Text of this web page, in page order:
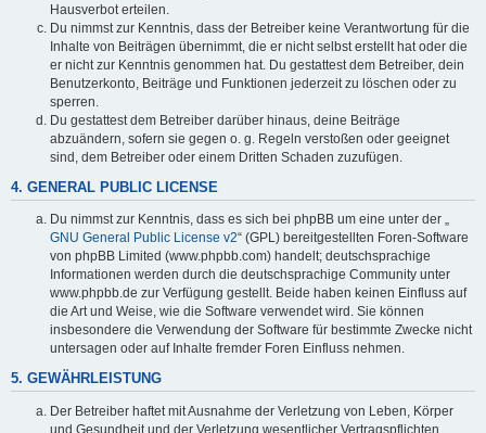
Hausverbot erteilen.
Du nimmst zur Kenntnis, dass der Betreiber keine Verantwortung für die
Inhalte von Beiträgen übernimmt, die er nicht selbst erstellt hat oder die
er nicht zur Kenntnis genommen hat. Du gestattest dem Betreiber, dein
Benutzerkonto, Beiträge und Funktionen jederzeit zu löschen oder zu
sperren.
Du gestattest dem Betreiber darüber hinaus, deine Beiträge
abzuändern, sofern sie gegen o. g. Regeln verstoßen oder geeignet
sind, dem Betreiber oder einem Dritten Schaden zuzufügen.
4. GENERAL PUBLIC LICENSE
Du nimmst zur Kenntnis, dass es sich bei phpBB um eine unter der „
GNU General Public License v2“ (GPL) bereitgestellten Foren-Software
von phpBB Limited (www.phpbb.com) handelt; deutschsprachige
Informationen werden durch die deutschsprachige Community unter
www.phpbb.de zur Verfügung gestellt. Beide haben keinen Einfluss auf
die Art und Weise, wie die Software verwendet wird. Sie können
insbesondere die Verwendung der Software für bestimmte Zwecke nicht
untersagen oder auf Inhalte fremder Foren Einfluss nehmen.
5. GEWÄHRLEISTUNG
Der Betreiber haftet mit Ausnahme der Verletzung von Leben, Körper
und Gesundheit und der Verletzung wesentlicher Vertragspflichten